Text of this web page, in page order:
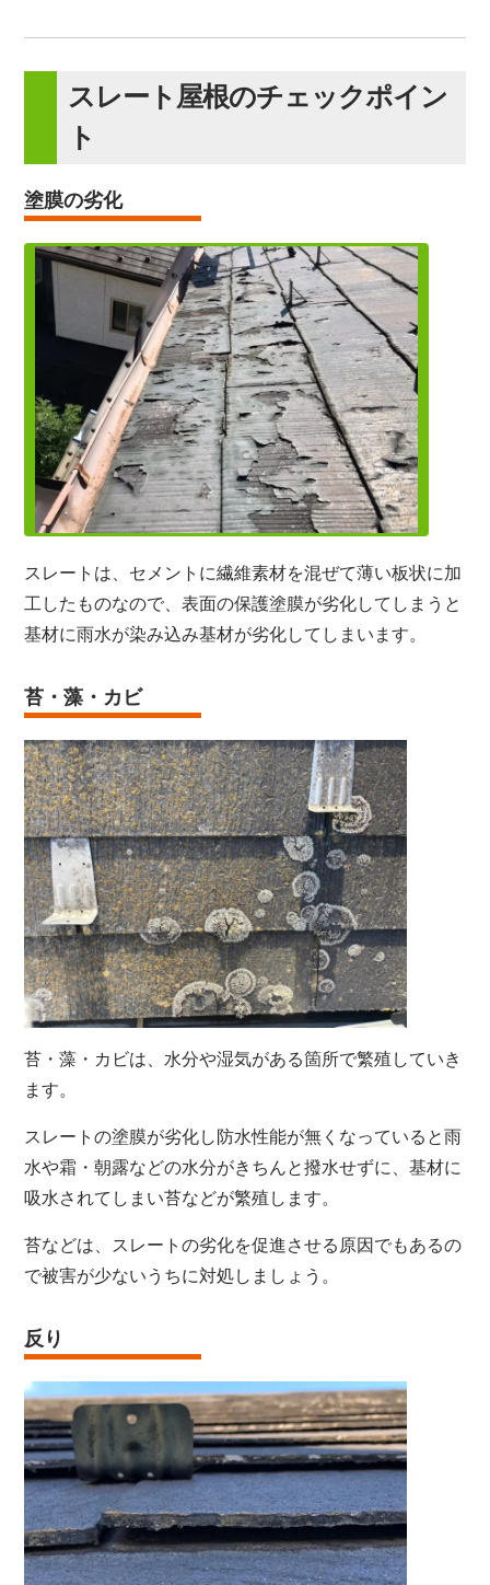
スレート屋根のチェックポイン
ト
塗膜の劣化
スレートは、セメントに繊維素材を混ぜて薄い板状に加
工したものなので、表面の保護塗膜が劣化してしまうと
基材に雨水が染み込み基材が劣化してしまいます。
苔・藻・カビ
苔・藻・カビは、水分や湿気がある箇所で繁殖していき
ます。
スレートの塗膜が劣化し防水性能が無くなっていると雨
水や霜・朝露などの水分がきちんと撥水せずに、基材に
吸水されてしまい苔などが繁殖します。
苔などは、スレートの劣化を促進させる原因でもあるの
で被害が少ないうちに対処しましょう。
反り